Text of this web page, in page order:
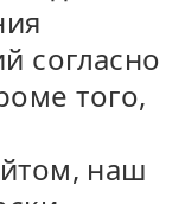
согласно
того,
наш